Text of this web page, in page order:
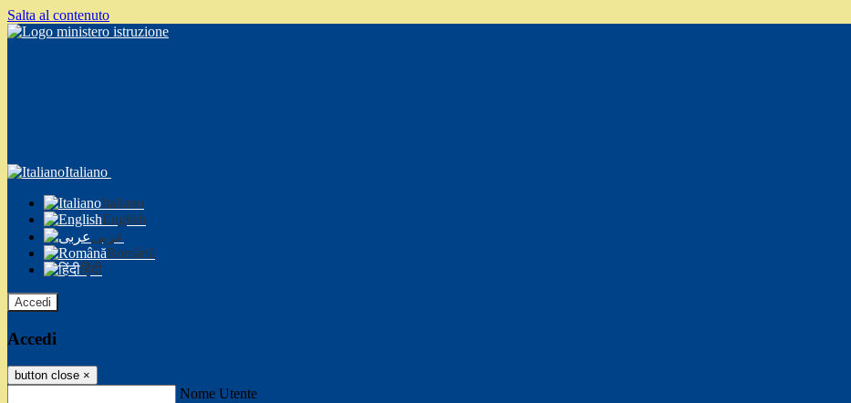
Salta al contenuto
Italiano
Italiano
English
عربى
Română
हिंदी
Accedi
Accedi
button close ×
Nome Utente